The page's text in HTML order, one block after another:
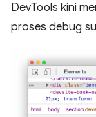
DevTools kini
proses debug